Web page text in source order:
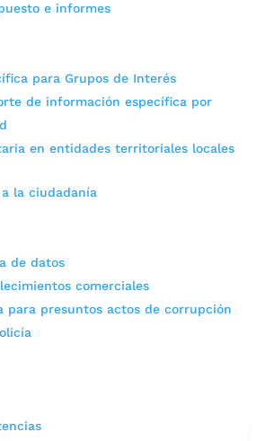
e informes
para Grupos de Interés
de información específica por
en entidades territoriales locales
la ciudadanía
de datos
comerciales
para presuntos actos de corrupción
de la carrera 27 que fue
Noticias
realizadas el pasado 3 de
Municipal intervino las
afectadas por actos
la Universidad Industrial de
Dirección de Tránsito de...
Bucaramanga 2022
para inscribirse y solicitar un
colegios oficiales de